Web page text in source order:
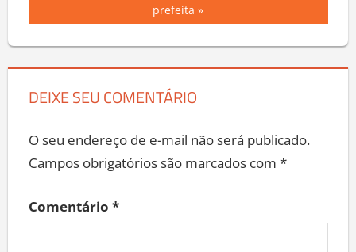
prefeita
DEIXE SEU COMENTÁRIO
O seu endereço de e-mail não será publicado.
Campos obrigatórios são marcados com *
Comentário *